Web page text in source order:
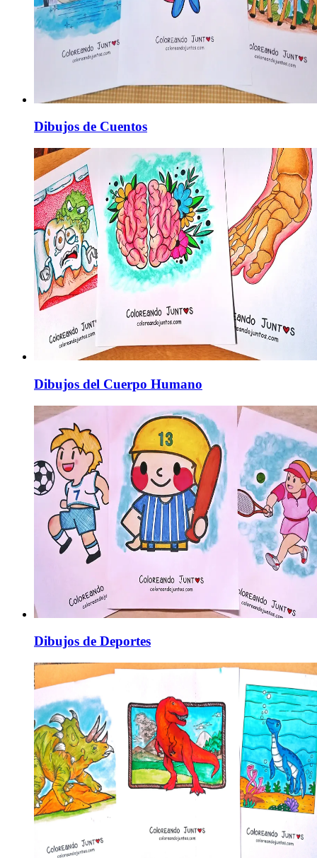
Dibujos de Cuentos
Dibujos del Cuerpo Humano
Dibujos de Deportes